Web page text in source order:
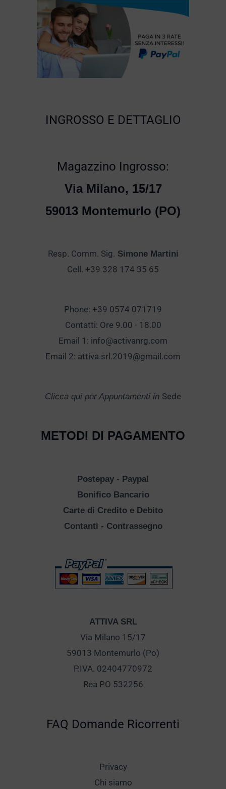
INGROSSO E DETTAGLIO
Magazzino Ingrosso:
Via Milano, 15/17
59013 Montemurlo (PO)
Resp. Comm. Sig. Simone Martini
Cell. +39 328 174 35 65
Phone: +39 0574 071719
Contatti: Ore 9.00 - 18.00
Email 1: info@activanrg.com
Email 2: attiva.srl.2019@gmail.com
Clicca qui per Appuntamenti in Sede
METODI DI PAGAMENTO
Postepay - Paypal
Bonifico Bancario
Carte di Credito e Debito
Contanti - Contrassegno
ATTIVA SRL
Via Milano 15/17
59013 Montemurlo (Po)
P.IVA. 02404770972
Rea PO 532256
FAQ Domande Ricorrenti
Privacy
Chi siamo